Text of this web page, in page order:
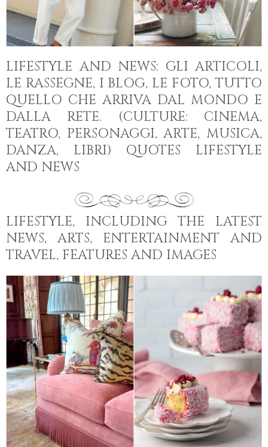
LIFESTYLE AND NEWS: GLI ARTICOLI,
LE RASSEGNE, I BLOG, LE FOTO, TUTTO
QUELLO CHE ARRIVA DAL MONDO E
DALLA RETE. (CULTURE: CINEMA,
TEATRO, PERSONAGGI, ARTE, MUSICA,
DANZA, LIBRI) QUOTES LIFESTYLE
AND NEWS
LIFESTYLE, INCLUDING THE LATEST
NEWS, ARTS, ENTERTAINMENT AND
TRAVEL, FEATURES AND IMAGES